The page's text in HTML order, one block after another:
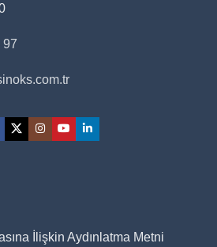
97
İlişkin Aydınlatma Metni